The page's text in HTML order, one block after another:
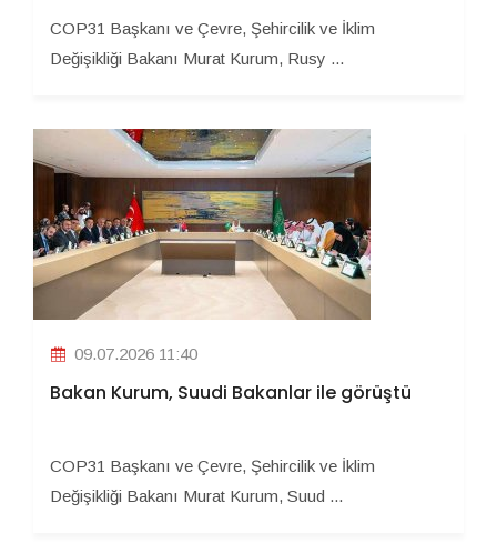
COP31 Başkanı ve Çevre, Şehircilik ve İklim
Değişikliği Bakanı Murat Kurum, Rusy ...
09.07.2026 11:40
Bakan Kurum, Suudi Bakanlar ile görüştü
COP31 Başkanı ve Çevre, Şehircilik ve İklim
Değişikliği Bakanı Murat Kurum, Suud ...